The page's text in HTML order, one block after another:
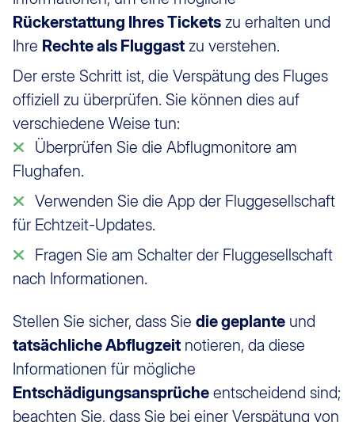
Rückerstattung Ihres Tickets zu erhalten und
Ihre Rechte als Fluggast zu verstehen.
Der erste Schritt ist, die Verspätung des Fluges
offiziell zu überprüfen. Sie können dies auf
verschiedene Weise tun:
Überprüfen Sie die Abflugmonitore am
Flughafen.
Verwenden Sie die App der Fluggesellschaft
für Echtzeit-Updates.
Fragen Sie am Schalter der Fluggesellschaft
nach Informationen.
Stellen Sie sicher, dass Sie die geplante und
tatsächliche Abflugzeit notieren, da diese
Informationen für mögliche
Entschädigungsansprüche entscheidend sind;
beachten Sie, dass Sie bei einer Verspätung von